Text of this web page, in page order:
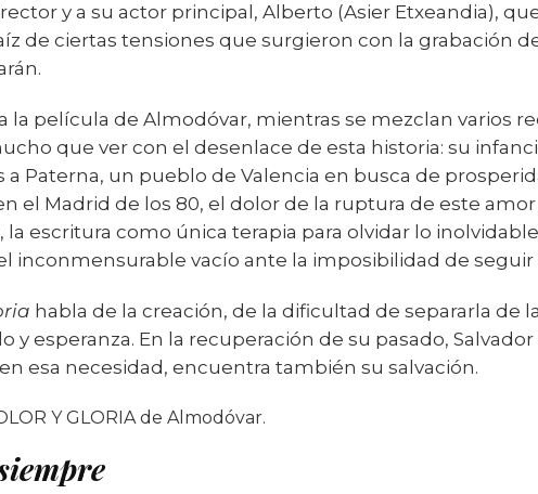
y a su actor principal, Alberto (Asier Etxeandia),
de ciertas tensiones que surgieron con la grabación
la película de Almodóvar, mientras se mezclan varios
que ver con el desenlace de esta historia: su
a Paterna, un pueblo de Valencia en busca de
el Madrid de los 80, el dolor de la ruptura de este
la escritura como única terapia para olvidar lo
inconmensurable vacío ante la imposibilidad de seguir
habla de la creación, de la dificultad de separarla de
y esperanza. En la recuperación de su pasado,
esa necesidad, encuentra también su salvación.